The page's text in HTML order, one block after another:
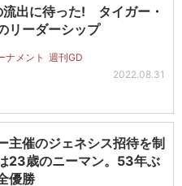
流出に待った! タイガー・
リーダーシップ
ナメント 週刊GD
2022.08.31
主催のジェネシス招待を制
23歳のニーマン。53年ぶ
優勝